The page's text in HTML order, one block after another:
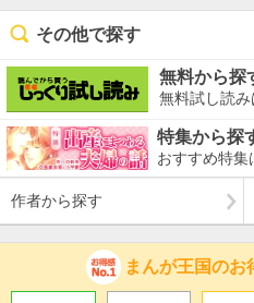
その他で探す
無料から探
無料試し読み
特集から探
おすすめ特集
作者から探す
まんが王国のお